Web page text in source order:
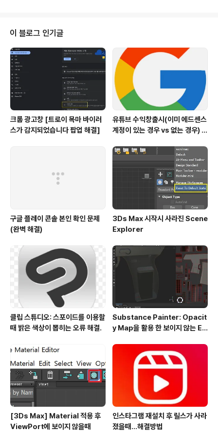
이 블로그 인기글
크롬 광고창 [트로이 목마 바이러
스가 감지되었습니다 팝업 해결]
유튜브 수익창출시(이미 에드센스
계정이 있는 경우 vs 없는 경우) 주
구글 플레이 콘솔 본인 확인 문제
(완벽 해결)
3Ds Max 시작시 사라진 Scene
Explorer
클립 스튜디오: 스포이드를 이용할
때 밝은 색상이 뽑히는 오류 해결.
Substance Painter: Opacit
y Map을 활용 한 보이지 않는 El
[3Ds Max] Material 적용 후
ViewPort에 보이지 않을때
인스타그램 재설치 후 릴스가 사라
졌을때...해결방법